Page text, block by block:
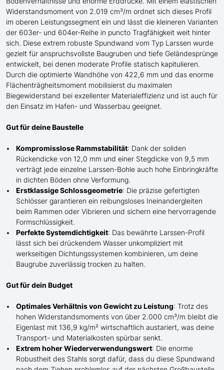
Widerstandsmoment von 2.019 cm³/m ordnet sich dieses Profil
im oberen Leistungssegment ein und lässt die kleineren Varianten
der 603er- und 604er-Reihe in puncto Tragfähigkeit weit hinter
sich. Diese extrem robuste Spundwand vom Typ Larssen wurde
gezielt für anspruchsvollste Baugruben und tiefe Geländesprünge
entwickelt, bei denen moderate Profile statisch kapitulieren.
Durch die optimierte Wandhöhe von 422,6 mm und das enorme
Flächenträgheitsmoment mobilisierst du maximalen
Biegewiderstand bei exzellenter Materialeffizienz und ist auch für
den Einsatz im Hafen- und Wasserbau geeignet.
Gut für deine Baustelle
Kompromisslose Rammstabilität: Dank der soliden
Rückendicke von 12,0 mm und einer Stegdicke von 9,5 mm
verträgt jede einzelne Larssen-Bohle auch hohe Einbringkräfte
in dichten Böden ohne Verformung.
Erstklassige Schlossgeometrie: Die präzise gefertigten
Schlösser garantieren ein reibungsloses Ineinandergleiten
beim Rammen oder Vibrieren und sichern eine hervorragende
Formschlüssigkeit.
Perfekte Systemdichtigkeit: Das bewährte Larssen-Profil
lässt sich bei drückendem Wasser unkompliziert mit
werkseitigen Dichtungssystemen kombinieren, um deine
Baugrube zuverlässig trocken zu halten.
Gut für dein Budget
Optimales Verhältnis von Gewicht zu Leistung: Trotz des
hohen Widerstandsmoments von über 2.000 cm³/m bleibt die
Eigenlast mit 136,9 kg/m² wirtschaftlich austariert, was deine
Transport- und Materialkosten spürbar senkt.
Extrem hoher Wiederverwendungswert: Die enorme
Robustheit des Stahls sorgt dafür, dass du diese Spundwand